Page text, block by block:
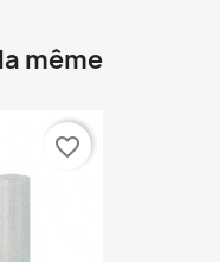
même
favorite_border